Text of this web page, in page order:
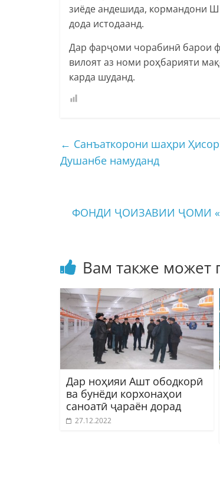
зиёде андешида, кормандони
дода истодаанд.
Дар фарҷоми чорабинӣ барои
вилоят аз номи роҳбарияти
карда шуданд.
← Санъаткорони шаҳри
Душанбе намуданд
ФОНДИ ҶОИЗАВИИ ҶОМИ
Вам также может
Дар ноҳияи Ашт ободкорӣ
ва бунёди корхонаҳои
саноатӣ ҷараён дорад
27.12.2022